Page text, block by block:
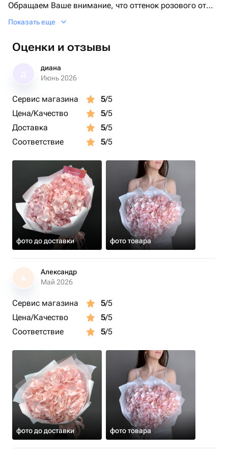
Обращаем Ваше внимание, что оттенок розового от
заявленного в каталоге!
могли заранее все увидеть!
Наши букеты идеально подходят на разные события и
для каждого вы можете подобрать нужный вам букет🤍
С заботой к каждому букету мы добавляем нашу
инструкцию по уходу за цветочками
♥️Добавляйте наш магазин в избранное, чтобы мы
букетами🌹
Показать еще
Оценки и отзывы
диана
Июнь 2026
Сервис магазина 5/5
Цена/Качество
5/5
Доставка
5/5
Соответствие
5/5
фото до доставки фото товара
А
Александр
Май 2026
Сервис магазина 5/5
Цена/Качество
5/5
Соответствие
5/5
фото до доставки фото товара